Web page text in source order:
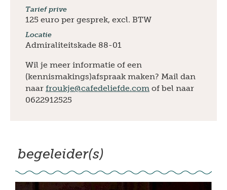
Tarief prive
125 euro per gesprek, excl. BTW
Locatie
Admiraliteitskade 88-01
Wil je meer informatie of een
(kennismakings)afspraak maken? Mail dan
naar froukje@cafedeliefde.com of bel naar
0622912525
begeleider(s)